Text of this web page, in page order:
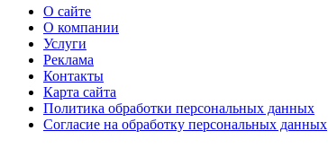
О сайте
О компании
Услуги
Реклама
Контакты
Карта сайта
Политика обработки персональных данных
Согласие на обработку персональных данных